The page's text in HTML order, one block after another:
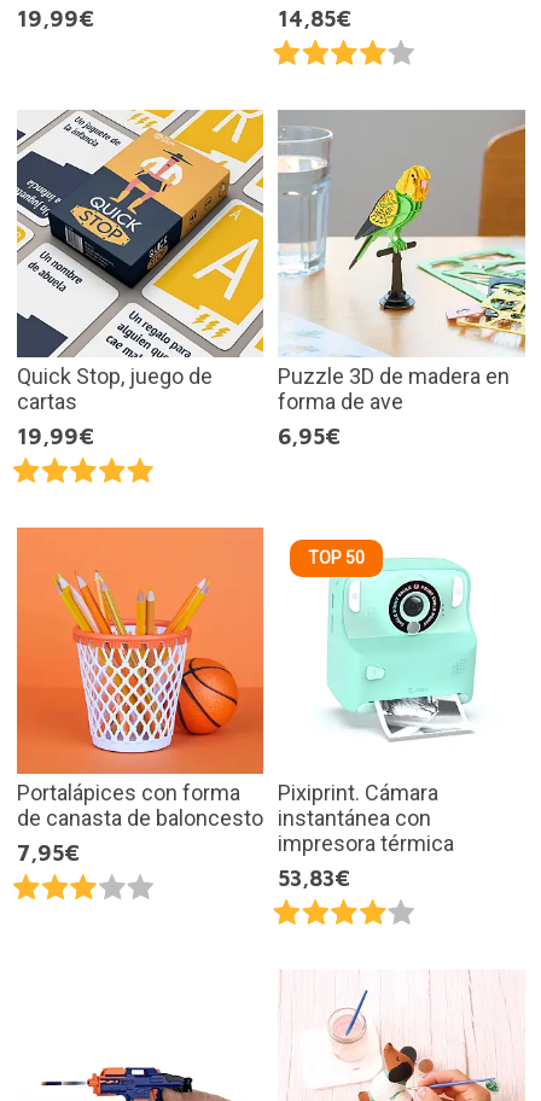
19,99€ 14,85€
Quick Stop, juego de
cartas
19,99€
Puzzle 3D de madera en
forma de ave
6,95€
Portalápices con forma
de canasta de baloncesto
7,95€
TOP 50
Pixiprint. Cámara
instantánea con
impresora térmica
53,83€